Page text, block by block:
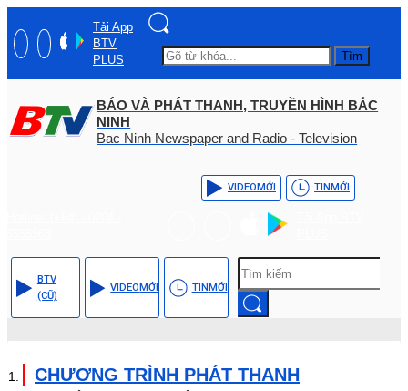
Tải App
BTV
PLUS
Tìm
BÁO VÀ PHÁT THANH, TRUYỀN HÌNH BẮC
NINH
Bac Ninh Newspaper and Radio - Television
VIDEOMỚI TINMỚI
BTV
(CŨ)
VIDEOMỚI TINMỚI
CHƯƠNG TRÌNH PHÁT THANH